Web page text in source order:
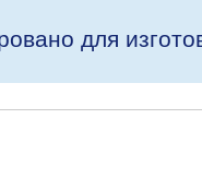
для